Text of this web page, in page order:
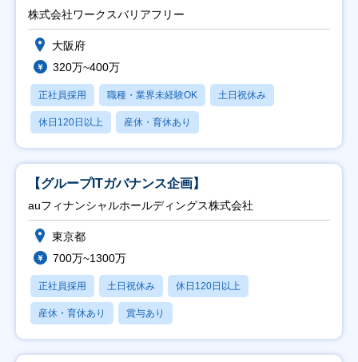
日祝】
株式会社ワークスバリアフリー
大阪府
320万~400万
正社員採用 職種・業界未経験OK 土日祝休み
休日120日以上 産休・育休あり
【グループITガバナンス企画】
auフィナンシャルホールディングス株式会社
東京都
700万~1300万
正社員採用 土日祝休み 休日120日以上
産休・育休あり 賞与あり